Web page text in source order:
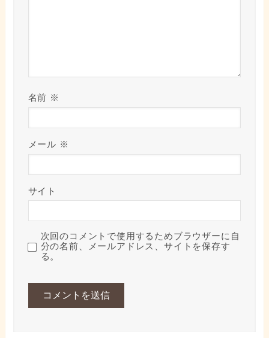
名前 ※
メール ※
サイト
次回のコメントで使用するためブラウザーに自
分の名前、メールアドレス、サイトを保存す
る。